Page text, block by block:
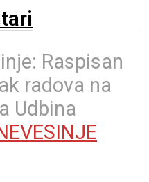
Raspisan
radova na
Udbina